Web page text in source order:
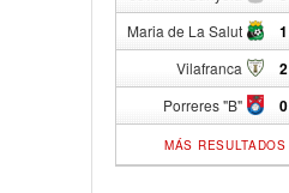
Maria de La Salut 1
Vilafranca 2
Porreres "B" 0
MÁS RESULTADOS